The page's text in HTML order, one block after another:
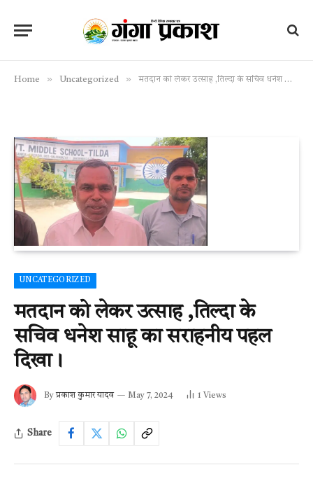
Home » Uncategorized » मतदान को लेकर उत्साह ,तिल्दा के सचिव धनेश साहू का सराहनीय पहल दिखा।
UNCATEGORIZED
मतदान को लेकर उत्साह ,तिल्दा के
सचिव धनेश साहू का सराहनीय पहल
दिखा।
By प्रकाश कुमार यादव May 7, 2024 1 Views
Share